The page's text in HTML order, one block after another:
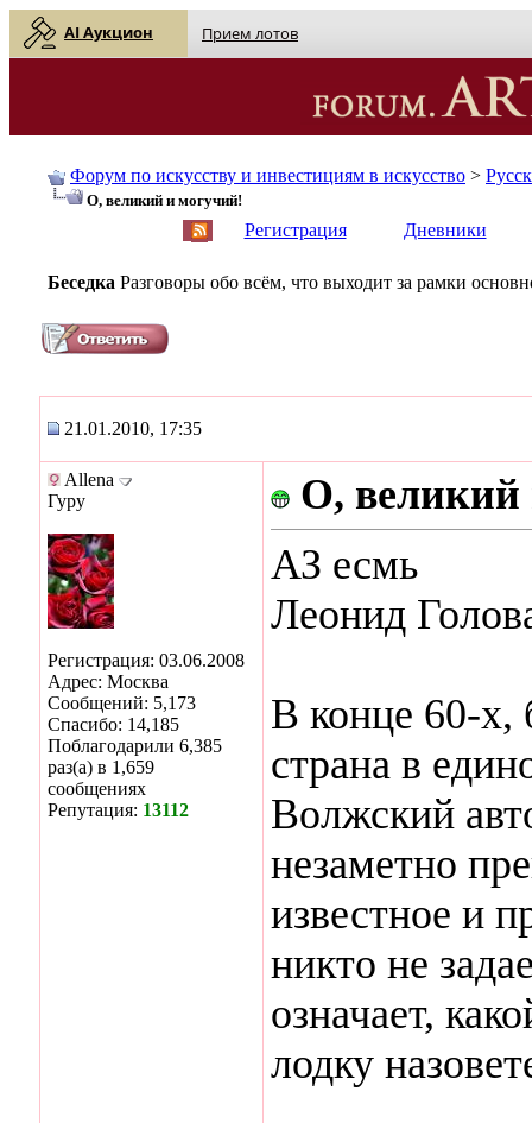
AI Аукцион Прием лотов
Форум по искусству и инвестициям в искусство >
О, великий и могучий!
Регистрация Дневники
Беседка Разговоры обо всём, что выходит за рамки
21.01.2010, 17:35
Allena
Гуру
Регистрация: 03.06.2008
Адрес: Москва
Сообщений: 5,173
Спасибо: 14,185
Поблагодарили 6,385
раз(а) в 1,659
сообщениях
Репутация: 13112
О, великий
АЗ есмь
Леонид
В конце 60-х,
страна в
Волжский
незаметно
известное и
никто не
означает,
лодку